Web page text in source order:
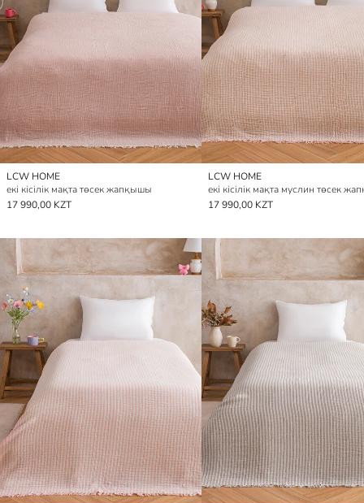
LCW HOME
екі кісілік мақта төсек жапқышы
17 990,00 KZT
LCW HOME
екі кісілік мақта муслин төсек
17 990,00 KZT